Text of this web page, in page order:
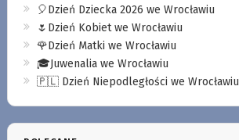
🎈Dzień Dziecka 2026 we Wrocławiu
🌷Dzień Kobiet we Wrocławiu
🌹Dzień Matki we Wrocławiu
🎓Juwenalia we Wrocławiu
🇵🇱 Dzień Niepodległości we Wrocławiu